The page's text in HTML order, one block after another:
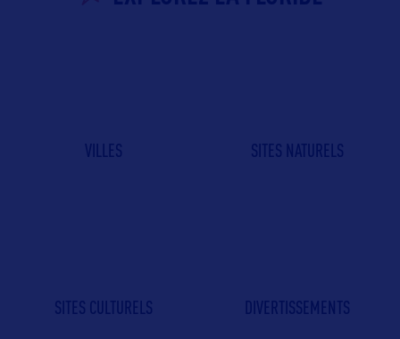
VILLES SITES NATURELS
SITES CULTURELS DIVERTISSEMENTS